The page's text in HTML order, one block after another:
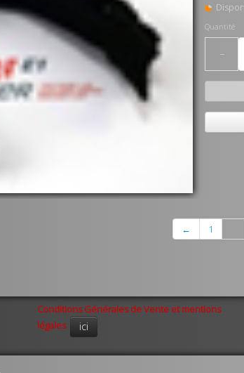
Quantité
−
← 1
Conditions Générales de Vente et mentions
légales
ici